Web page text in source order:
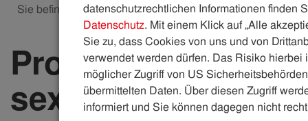
Sie befinden sich hier: ikb.at Bäder Luisa
Projekt gegen
sexuelle
datenschutzrechtlichen Informationen finden
Datenschutz. Mit einem Klick auf „Alle
Sie zu, dass Cookies von uns und von
verwendet werden dürfen. Das Risiko hierbei
möglicher Zugriff von US
übermittelten Daten. Über diesen Zugriff
informiert und Sie können dagegen nicht